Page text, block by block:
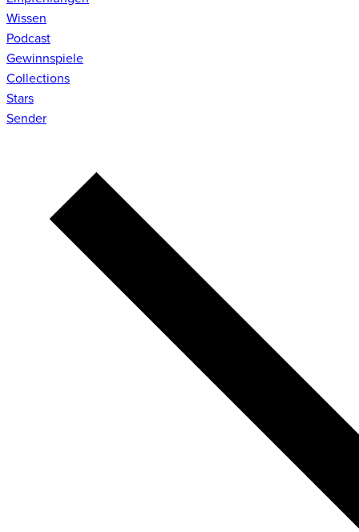
Wissen
Podcast
Gewinnspiele
Collections
Stars
Sender